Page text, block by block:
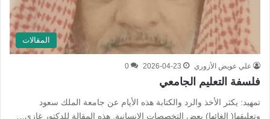
المقالات
علي عويض الأزوري 2026-04-23
0
فلسفة التعليم الجامعي
تمهيد: يكثر الأخذ والرد والكتابة هذه الأيام عن جامعة الملك سعود
وتعليقها( إلغائها) بعض التخصصات الإنسانية. هذه المقالة للدكتور غازي…